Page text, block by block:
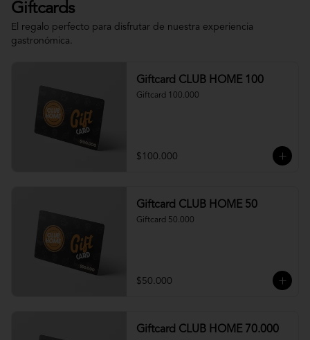
Giftcards
El regalo perfecto para disfrutar de nuestra experiencia
gastronómica.
Giftcard CLUB HOME 100
Giftcard 100.000
$100.000
Giftcard CLUB HOME 50
Giftcard 50.000
$50.000
Giftcard CLUB HOME 70.000